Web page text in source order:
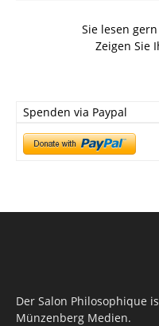
Sie lesen
Zeigen Sie
Spenden via Paypal
Der Salon Philosophique
Münzenberg Medien.